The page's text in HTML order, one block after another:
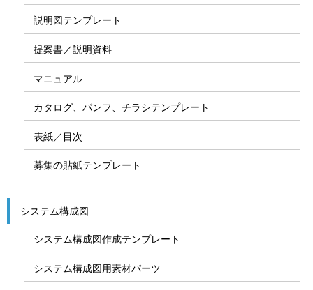
説明図テンプレート
提案書／説明資料
マニュアル
カタログ、パンフ、チラシテンプレート
表紙／目次
募集の貼紙テンプレート
システム構成図
システム構成図作成テンプレート
システム構成図用素材パーツ